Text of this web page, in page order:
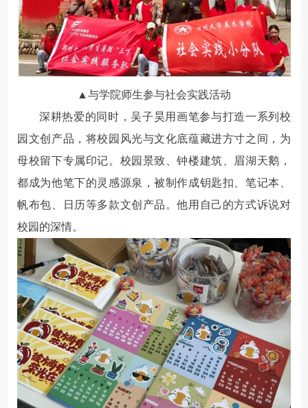
▲与学院师生参与社会实践活动
深耕热爱的同时，吴子昊用画笔参与打造一系列校
园文创产品，将校园风光与文化底蕴藏进方寸之间，为
母校留下专属印记。校园景致、钟楼建筑、眉湖天鹅，
都成为他笔下的灵感源泉，被制作成钥匙扣、笔记本、
帆布包、日历等多款文创产品。他用自己的方式诉说对
校园的深情。